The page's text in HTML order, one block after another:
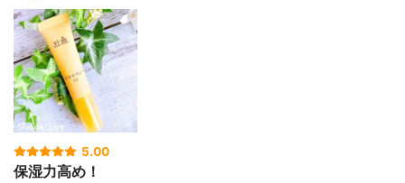
5.00
保湿力高め！